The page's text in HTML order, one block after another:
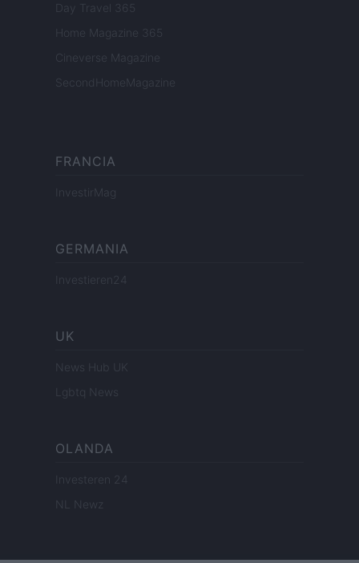
Day Travel 365
Home Magazine 365
Cineverse Magazine
SecondHomeMagazine
FRANCIA
InvestirMag
GERMANIA
Investieren24
UK
News Hub UK
Lgbtq News
OLANDA
Investeren 24
NL Newz